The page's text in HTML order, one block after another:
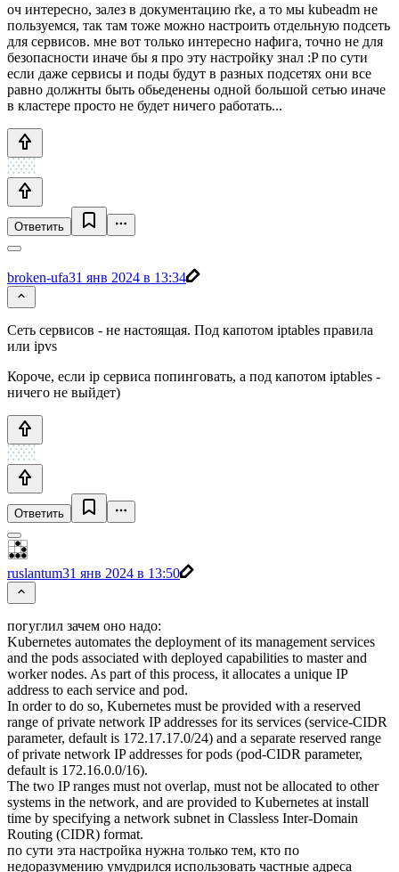
оч интересно, залез в документацию rke, а то мы kubeadm не
пользуемся, так там тоже можно настроить отдельную подсеть
для сервисов. мне вот только интересно нафига, точно не для
безопасности иначе бы я про эту настройку знал :P по сути
если даже сервисы и поды будут в разных подсетях они все
равно должнты быть обьеденены одной большой сетью иначе
в кластере просто не будет ничего работать...
Ответить
broken-ufa31 янв 2024 в 13:34
Сеть сервисов - не настоящая. Под капотом iptables правила
или ipvs
Короче, если ip сервиса попинговать, а под капотом iptables -
ничего не выйдет)
Ответить
ruslantum31 янв 2024 в 13:50
погуглил зачем оно надо:
Kubernetes automates the deployment of its management services
and the pods associated with deployed capabilities to master and
worker nodes. As part of this process, it allocates a unique IP
address to each service and pod.
In order to do so, Kubernetes must be provided with a reserved
range of private network IP addresses for its services (service-CIDR
parameter, default is 172.17.17.0/24) and a separate reserved range
of private network IP addresses for pods (pod-CIDR parameter,
default is 172.16.0.0/16).
The two IP ranges must not overlap, must not be allocated to other
systems in the network, and are provided to Kubernetes at install
time by specifying a network subnet in Classless Inter-Domain
Routing (CIDR) format.
по сути эта настройка нужна только тем, кто по
недоразумению умудрился использовать частные адреса